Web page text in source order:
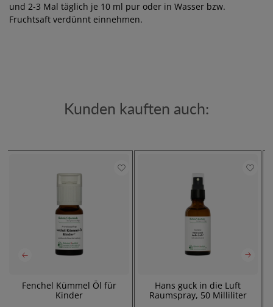
und 2-3 Mal täglich je 10 ml pur oder in Wasser bzw.
Fruchtsaft verdünnt einnehmen.
Kunden kauften auch:
Fenchel Kümmel Öl für
Kinder
Hans guck in die Luft
Raumspray, 50 Milliliter